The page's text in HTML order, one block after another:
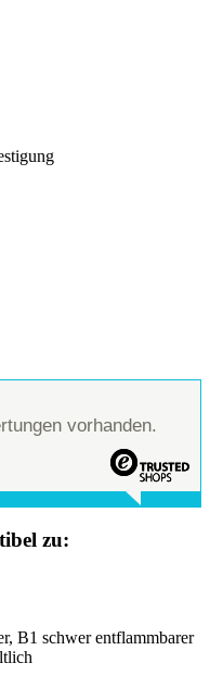
vorhanden.
zu:
B1 schwer entflammbarer